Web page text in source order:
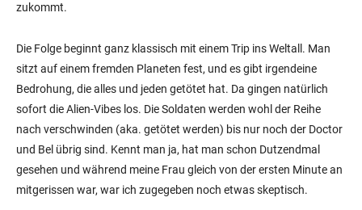
zukommt.
Die Folge beginnt ganz klassisch mit einem Trip ins Weltall. Man
sitzt auf einem fremden Planeten fest, und es gibt irgendeine
Bedrohung, die alles und jeden getötet hat. Da gingen natürlich
sofort die Alien-Vibes los. Die Soldaten werden wohl der Reihe
nach verschwinden (aka. getötet werden) bis nur noch der Doctor
und Bel übrig sind. Kennt man ja, hat man schon Dutzendmal
gesehen und während meine Frau gleich von der ersten Minute an
mitgerissen war, war ich zugegeben noch etwas skeptisch.